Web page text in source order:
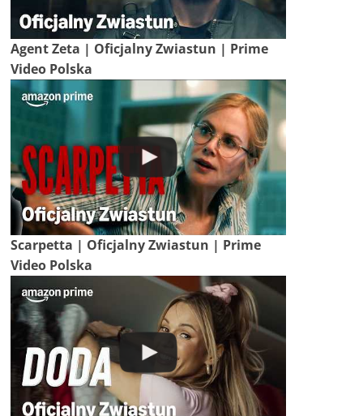
Agent Zeta | Oficjalny Zwiastun | Prime
Video Polska
Scarpetta | Oficjalny Zwiastun | Prime
Video Polska